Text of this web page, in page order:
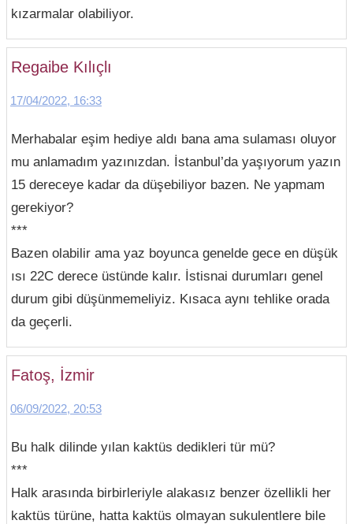
kızarmalar olabiliyor.
Regaibe Kılıçlı
17/04/2022, 16:33
Merhabalar eşim hediye aldı bana ama sulaması oluyor
mu anlamadım yazınızdan. İstanbul’da yaşıyorum yazın
15 dereceye kadar da düşebiliyor bazen. Ne yapmam
gerekiyor?
***
Bazen olabilir ama yaz boyunca genelde gece en düşük
ısı 22C derece üstünde kalır. İstisnai durumları genel
durum gibi düşünmemeliyiz. Kısaca aynı tehlike orada
da geçerli.
Fatoş, İzmir
06/09/2022, 20:53
Bu halk dilinde yılan kaktüs dedikleri tür mü?
***
Halk arasında birbirleriyle alakasız benzer özellikli her
kaktüs türüne, hatta kaktüs olmayan sukulentlere bile